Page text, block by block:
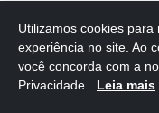
6. Coenzima
CoQ10 Pura
Cáps - E
Utilizamos cookies para
experiência no site. Ao
você concorda com a
Privacidade.
Leia mais